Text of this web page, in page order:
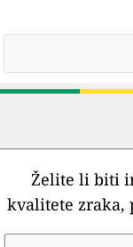
Želite li biti
kvalitete zraka,